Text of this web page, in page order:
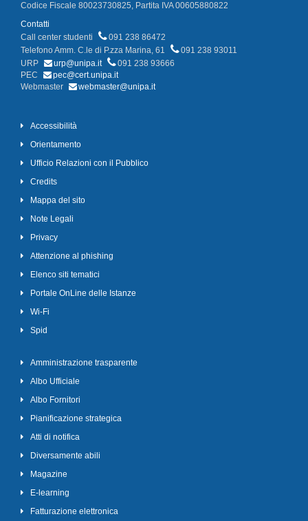
Codice Fiscale 80023730825, Partita IVA 00605880822
Contatti
Call center studenti
091 238 86472
Telefono Amm. C.le di P.zza Marina, 61
091 238 93011
URP
urp@unipa.it
091 238 93666
PEC
pec@cert.unipa.it
Webmaster
webmaster@unipa.it
Accessibilità
Orientamento
Ufficio Relazioni con il Pubblico
Credits
Mappa del sito
Note Legali
Privacy
Attenzione al phishing
Elenco siti tematici
Portale OnLine delle Istanze
Wi-Fi
Spid
Amministrazione trasparente
Albo Ufficiale
Albo Fornitori
Pianificazione strategica
Atti di notifica
Diversamente abili
Magazine
E-learning
Fatturazione elettronica